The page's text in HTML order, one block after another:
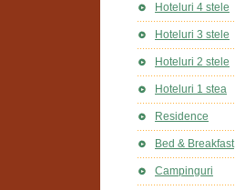
Hoteluri 4 stele
Hoteluri 3 stele
Hoteluri 2 stele
Hoteluri 1 stea
Residence
Bed & Breakfast
Campinguri